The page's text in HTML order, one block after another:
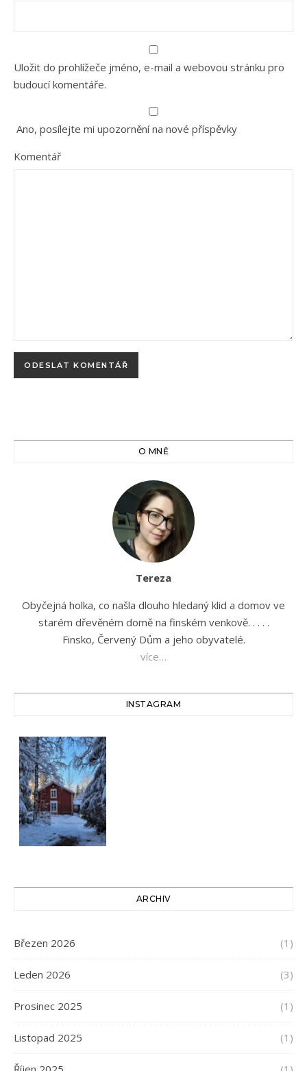
Uložit do prohlížeče jméno, e-mail a webovou stránku pro
budoucí komentáře.
Ano, posílejte mi upozornění na nové příspěvky
Komentář
O MNĚ
Tereza
Obyčejná holka, co našla dlouho hledaný klid a domov ve
starém dřevěném domě na finském venkově. . . . .
Finsko, Červený Dům a jeho obyvatelé.
více…
INSTAGRAM
ARCHIV
Březen 2026 (1)
Leden 2026 (3)
Prosinec 2025 (1)
Listopad 2025 (1)